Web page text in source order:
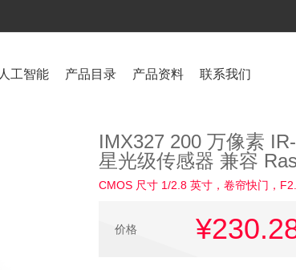
人工智能 产品目录 产品资料 联系我们
IMX327 200 万像素
星光级传感器 兼容
CMOS 尺寸 1/2.8 英寸，卷帘快门，
价格 ¥230